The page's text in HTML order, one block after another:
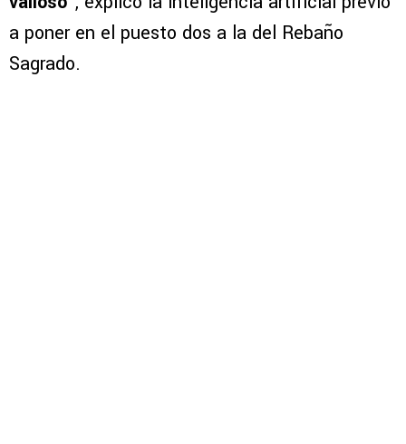
a poner en el puesto dos a la del Rebaño
Sagrado.